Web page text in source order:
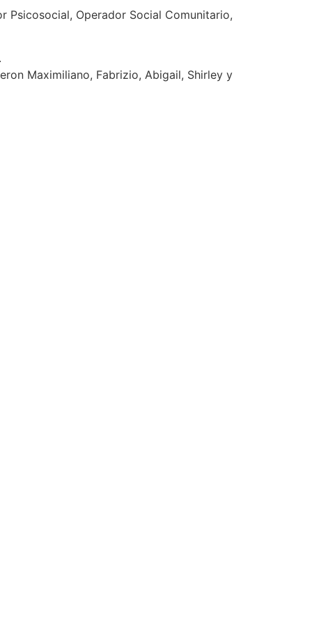
Psicosocial, Operador Social Comunitario,
Maximiliano, Fabrizio, Abigail, Shirley y